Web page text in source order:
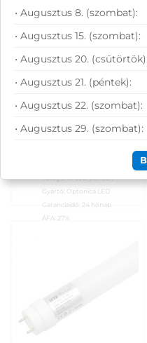
Rendelésre
Összevet
Optonica
beépíthető kerek
LED panel (3W) –
195 lumen – meleg
Kategória:LED panelek
Gyártó:
Optonica LED
Garanciaidő: 24 hónap
ÁFA:
27%
• Augusztus 8. (szombat):
• Augusztus 15. (szombat):
• Augusztus 20. (csütörtök):
• Augusztus 21. (péntek):
• Augusztus 22. (szombat):
• Augusztus 29. (szombat):